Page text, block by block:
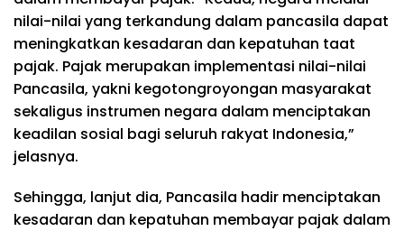
nilai-nilai yang terkandung dalam pancasila dapat
meningkatkan kesadaran dan kepatuhan taat
pajak. Pajak merupakan implementasi nilai-nilai
Pancasila, yakni kegotongroyongan masyarakat
sekaligus instrumen negara dalam menciptakan
keadilan sosial bagi seluruh rakyat Indonesia,”
jelasnya.
Sehingga, lanjut dia, Pancasila hadir menciptakan
kesadaran dan kepatuhan membayar pajak dalam